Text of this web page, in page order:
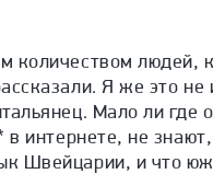
количеством людей,
Я же это не
Мало ли где
интернете, не
Швейцарии, и что